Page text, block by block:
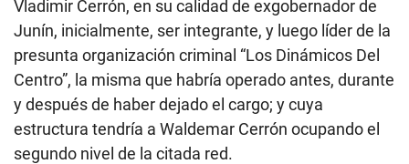
Vladimir Cerrón, en su calidad de exgobernador de
Junín, inicialmente, ser integrante, y luego líder de la
presunta organización criminal “Los Dinámicos Del
Centro”, la misma que habría operado antes, durante
y después de haber dejado el cargo; y cuya
estructura tendría a Waldemar Cerrón ocupando el
segundo nivel de la citada red.